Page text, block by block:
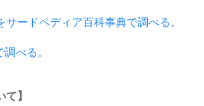
ードペディア百科事典で調べる。
べる。
】